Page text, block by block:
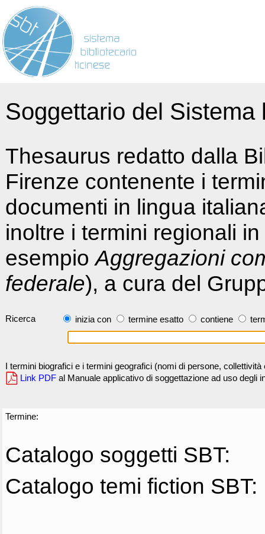
Soggettario del
Thesaurus redatto dalla
Firenze contenente i
documenti in lingua
inoltre i termini regionali
esempioAggregazioni
federale), a cura del
Ricerca inizia con termine esatto contiene
I termini biografici e i termini geografici (nomi di persone,
Link PDF al Manuale applicativo di soggettazione ad uso degli
Termine:
Catalogo soggetti SBT:
Catalogo temi fiction SBT: